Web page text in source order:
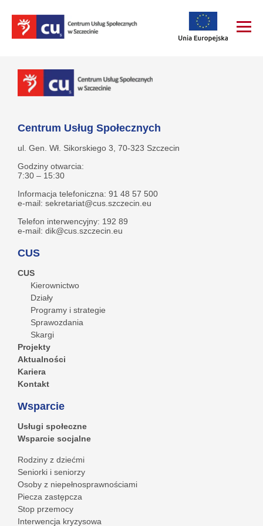
Centrum Usług Społecznych
ul. Gen. Wł. Sikorskiego 3, 70-323 Szczecin
Godziny otwarcia:
7:30 – 15:30
Informacja telefoniczna: 91 48 57 500
e-mail: sekretariat@cus.szczecin.eu
Telefon interwencyjny: 192 89
e-mail: dik@cus.szczecin.eu
CUS
CUS
Kierownictwo
Działy
Programy i strategie
Sprawozdania
Skargi
Projekty
Aktualności
Kariera
Kontakt
Wsparcie
Usługi społeczne
Wsparcie socjalne
Rodziny z dziećmi
Seniorki i seniorzy
Osoby z niepełnosprawnościami
Piecza zastępcza
Stop przemocy
Interwencja kryzysowa